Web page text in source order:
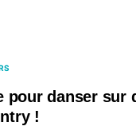
pour danser sur
!